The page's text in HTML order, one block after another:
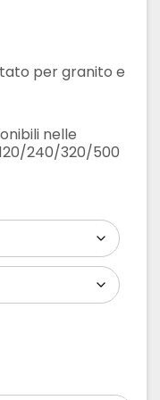
per granito e
nelle
240/320/500